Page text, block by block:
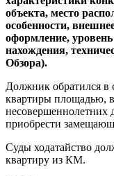
объекта, место
особенности,
оформление,
нахождения,
Обзора).
Должник обратился в
квартиры площадью,
несовершеннолетних
приобрести
Суды ходатайство
квартиру из КМ.